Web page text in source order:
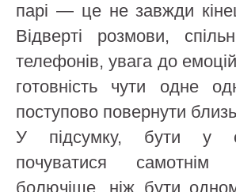
парі — це не завжди
Відверті розмови,
телефонів, увага до
готовність чути одне
поступово повернути
У підсумку, бути у
почуватися
болючіше, ніж бути